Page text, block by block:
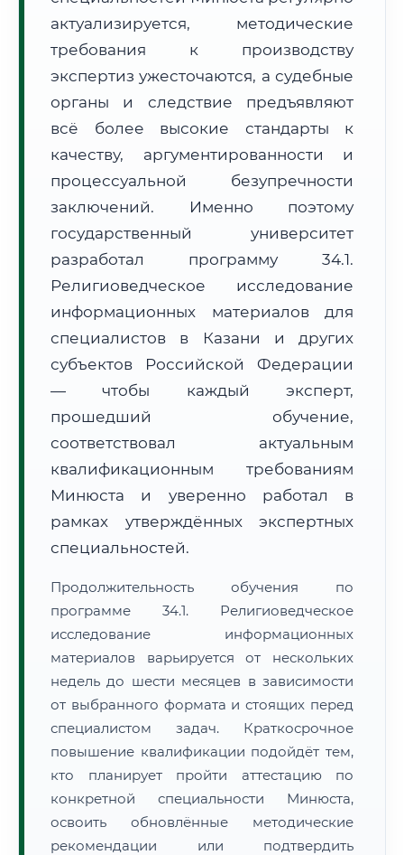
Расчет логистики оригиналов:
• Экспресс-доставка СДЭК / Почтой:
3–5 рабочих дней
🔍 Нажмите на документ для увеличения и просмотра
актуализируется, методические
требования к производству
экспертиз ужесточаются, а судебные
органы и следствие предъявляют
всё более высокие стандарты к
качеству, аргументированности и
процессуальной безупречности
заключений. Именно поэтому
государственный университет
разработал программу 34.1.
Религиоведческое исследование
информационных материалов для
специалистов в Казани и других
субъектов Российской Федерации
— чтобы каждый эксперт,
прошедший обучение,
соответствовал актуальным
квалификационным требованиям
Минюста и уверенно работал в
рамках утверждённых экспертных
специальностей.
Продолжительность обучения по
программе 34.1. Религиоведческое
исследование информационных
материалов варьируется от нескольких
недель до шести месяцев в зависимости
от выбранного формата и стоящих перед
специалистом задач. Краткосрочное
повышение квалификации подойдёт тем,
кто планирует пройти аттестацию по
конкретной специальности Минюста,
освоить обновлённые методические
рекомендации или подтвердить